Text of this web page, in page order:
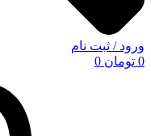
ورود / ثبت نام
0 تومان 0